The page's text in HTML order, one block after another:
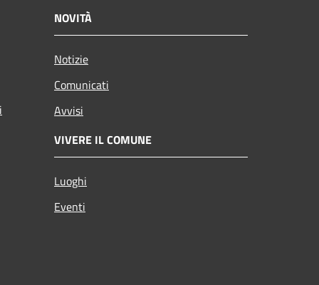
NOVITÀ
Notizie
Comunicati
Avvisi
VIVERE IL COMUNE
Luoghi
Eventi